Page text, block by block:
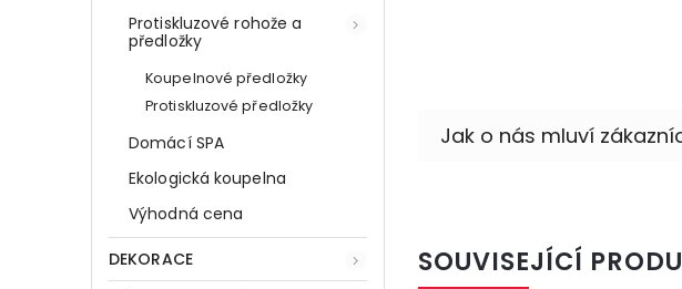
Protiskluzové rohože a
předložky
Koupelnové předložky
Protiskluzové předložky
Domácí SPA
Ekologická koupelna
Výhodná cena
DEKORACE
SOUVISEJÍCÍ